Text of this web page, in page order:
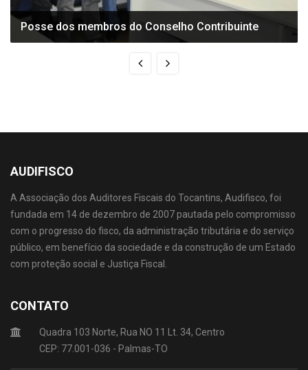
Posse dos membros do Conselho Contribuinte
AUDIFISCO
A Associação dos Auditores Fiscais do Tocantins, Audifisco, foi
fundada em 14 de dezembro de 2007 pautada pelo compromisso
com o progresso do fisco, da administração tributária e do serviço
público, em benefício da sociedade e da construção de um Estado
com proteção social e Justiça Fiscal.
CONTATO
Quadra 103 Norte, Rua NO 11 Lt. 34, Centro
CEP: 77.001-036 - Palmas-TO